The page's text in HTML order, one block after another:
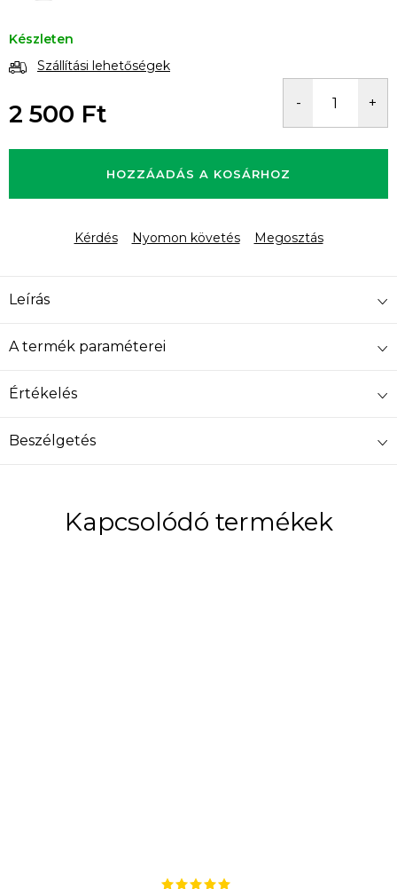
Készleten
Szállítási lehetőségek
2 500 Ft
HOZZÁADÁS A KOSÁRHOZ
Kérdés Nyomon követés Megosztás
Leírás
A termék paraméterei
Értékelés
Beszélgetés
Kapcsolódó termékek